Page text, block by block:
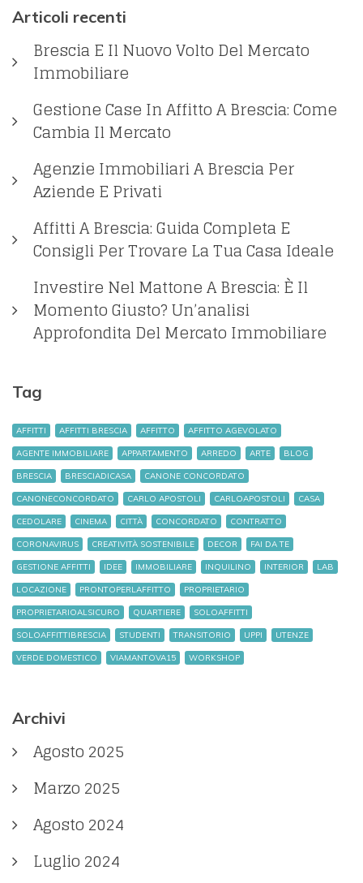
Articoli recenti
Brescia E Il Nuovo Volto Del Mercato
Immobiliare
Gestione Case In Affitto A Brescia: Come
Cambia Il Mercato
Agenzie Immobiliari A Brescia Per
Aziende E Privati
Affitti A Brescia: Guida Completa E
Consigli Per Trovare La Tua Casa Ideale
Investire Nel Mattone A Brescia: È Il
Momento Giusto? Un’analisi
Approfondita Del Mercato Immobiliare
Tag
AFFITTI AFFITTI BRESCIA AFFITTO AFFITTO AGEVOLATO
AGENTE IMMOBILIARE APPARTAMENTO ARREDO ARTE BLOG
BRESCIA BRESCIADICASA CANONE CONCORDATO
CANONECONCORDATO CARLO APOSTOLI CARLOAPOSTOLI CASA
CEDOLARE CINEMA CITTÀ CONCORDATO CONTRATTO
CORONAVIRUS CREATIVITÀ SOSTENIBILE DECOR FAI DA TE
GESTIONE AFFITTI IDEE IMMOBILIARE INQUILINO INTERIOR LAB
LOCAZIONE PRONTOPERLAFFITTO PROPRIETARIO
PROPRIETARIOALSICURO QUARTIERE SOLOAFFITTI
SOLOAFFITTIBRESCIA STUDENTI TRANSITORIO UPPI UTENZE
VERDE DOMESTICO VIAMANTOVA15 WORKSHOP
Archivi
Agosto 2025
Marzo 2025
Agosto 2024
Luglio 2024